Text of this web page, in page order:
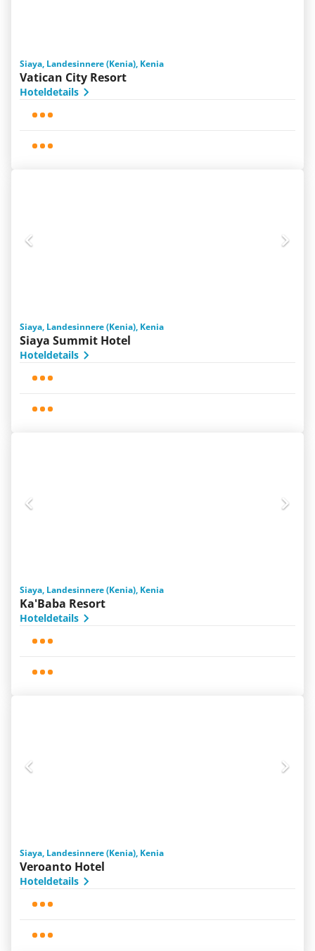
Siaya, Landesinnere (Kenia), Kenia
Vatican City Resort
Hoteldetails
Siaya, Landesinnere (Kenia), Kenia
Siaya Summit Hotel
Hoteldetails
Siaya, Landesinnere (Kenia), Kenia
Ka'Baba Resort
Hoteldetails
Siaya, Landesinnere (Kenia), Kenia
Veroanto Hotel
Hoteldetails